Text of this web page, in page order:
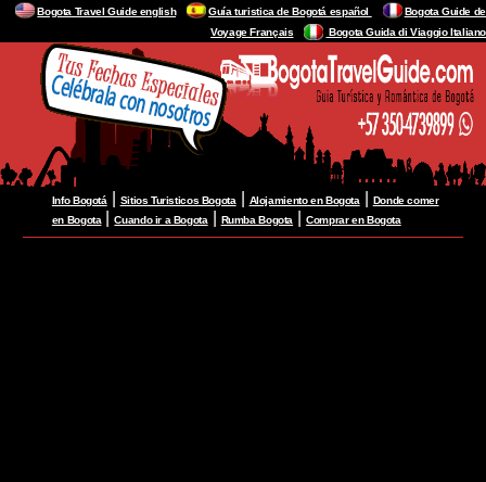
Bogota Travel Guide english Guía turistica de Bogotá español
Bogota Guide de
Voyage Français
Bogota Guida di Viaggio Italiano
Info Bogotá Sitios Turisticos Bogota Alojamiento en Bogota
Donde comer
en Bogota
|Cuando ir a Bogota Rumba Bogota |Comprar en Bogota